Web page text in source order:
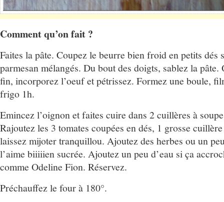
Comment qu’on fait ?
Faites la pâte. Coupez le beurre bien froid en petits dés
parmesan mélangés. Du bout des doigts, sablez la pâte.
fin, incorporez l’oeuf et pétrissez. Formez une boule,
frigo 1h.
Emincez l’oignon et faites cuire dans 2 cuillères à
Rajoutez les 3 tomates coupées en dés, 1 grosse
laissez mijoter tranquillou. Ajoutez des herbes ou un
l’aime biiiiien sucrée. Ajoutez un peu d’eau si ça
comme Odeline Fion. Réservez.
Préchauffez le four à 180°.